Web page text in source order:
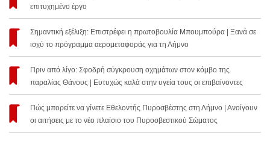
επιτυχημένο έργο
Σημαντική εξέλιξη: Επιστρέφει η πρωτοβουλία Μπουμπούρα | Ξανά σε
ισχύ το πρόγραμμα αερομεταφοράς για τη Λήμνο
Πριν από λίγο: Σφοδρή σύγκρουση οχημάτων στον κόμβο της
παραλίας Θάνους | Ευτυχώς καλά στην υγεία τους οι επιβαίνοντες
Πώς μπορείτε να γίνετε Εθελοντής Πυροσβέστης στη Λήμνο | Ανοίγουν
οι αιτήσεις με το νέο πλαίσιο του Πυροσβεστικού Σώματος